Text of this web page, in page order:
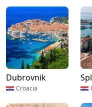
Dubrovnik
Croacia